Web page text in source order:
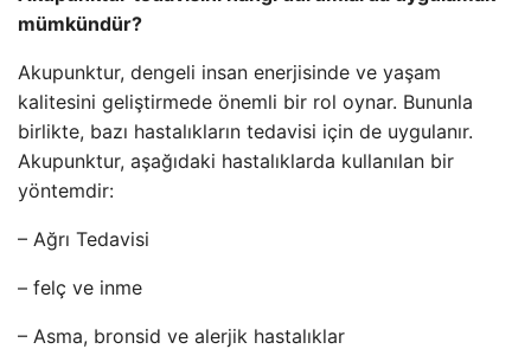
mümkündür?
Akupunktur, dengeli insan enerjisinde ve yaşam
kalitesini geliştirmede önemli bir rol oynar. Bununla
birlikte, bazı hastalıkların tedavisi için de uygulanır.
Akupunktur, aşağıdaki hastalıklarda kullanılan bir
yöntemdir:
– Ağrı Tedavisi
– felç ve inme
– Asma, bronsid ve alerjik hastalıklar